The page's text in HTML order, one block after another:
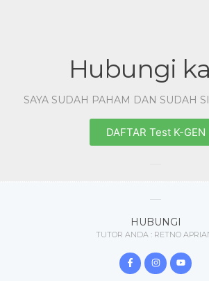
Hubungi
SAYA SUDAH PAHAM DAN SUDAH
DAFTAR Test K-GEN
HUBUNGI
TUTOR ANDA : RETNO